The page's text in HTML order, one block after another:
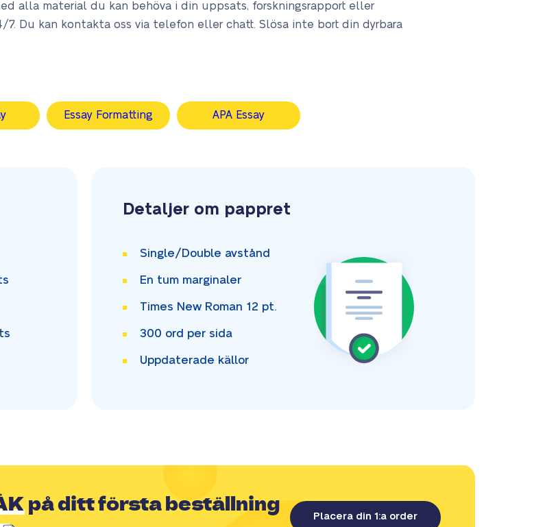
alla material du kan behöva i din uppsats, forskningsrapport eller
7. Du kan kontakta oss via telefon eller chatt. Slösa inte bort din dyrbara
Essay Formatting APA Essay
Detaljer om pappret
Single/Double avstånd
En tum marginaler
Times New Roman 12 pt.
300 ord per sida
Uppdaterade källor
på ditt första beställning
Placera din 1:a order